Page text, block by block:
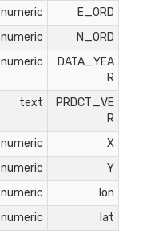
E_ORD
numeric
N_ORD
numeric
DATA_YEA
R
numeric
PRDCT_VE
R
text
X
numeric
Y
numeric
lon
numeric
lat
numeric